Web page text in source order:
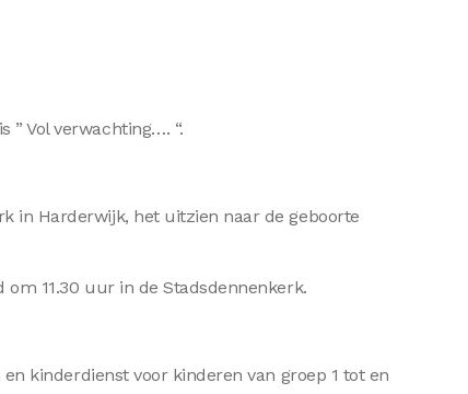
” Vol verwachting…. “.
in Harderwijk, het uitzien naar de geboorte
11.30 uur in de Stadsdennenkerk.
kinderdienst voor kinderen van groep 1 tot en